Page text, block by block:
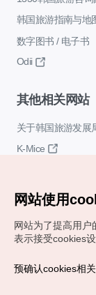
韩国旅游指南与地
数字图书 / 电子书
Odii
其他相关网站
关于韩国旅游发展
K-Mice
Copyrights (c)
网站使用
网站为了提高用户
表示接受cookies设
预确认cookies相